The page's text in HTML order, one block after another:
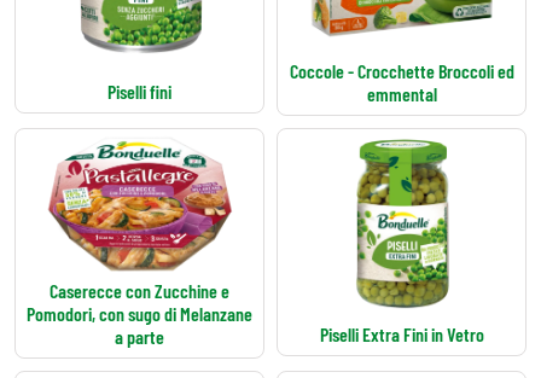
Piselli fini
Coccole - Crocchette Broccoli ed
emmental
Caserecce con Zucchine e
Pomodori, con sugo di Melanzane
a parte
Piselli Extra Fini in Vetro